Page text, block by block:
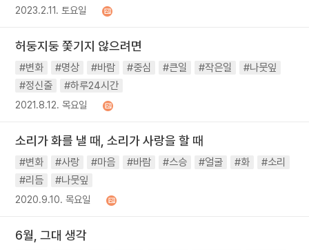
2023.2.11. 토요일
허둥지둥 쫓기지 않으려면
#변화 #명상 #바람 #중심 #큰일 #작은일
#나뭇잎
#정신줄
#하루24시간
2021.8.12. 목요일
소리가 화를 낼 때, 소리가 사랑을 할 때
#변화 #사랑 #마음 #바람 #스승 #얼굴 #화
#소리
#리듬
#나뭇잎
2020.9.10. 목요일
6월, 그대 생각